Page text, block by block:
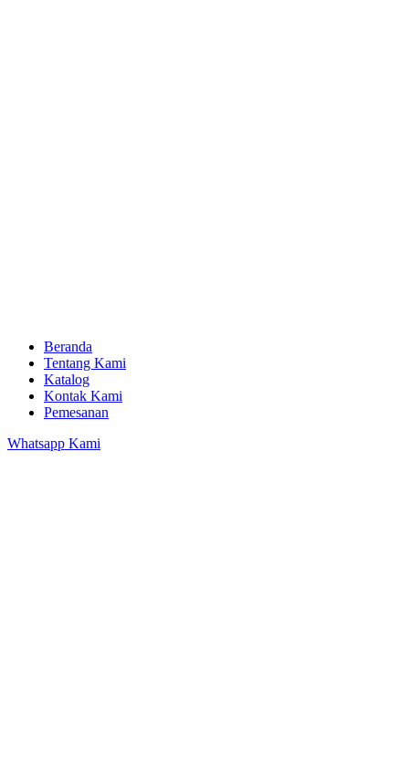
Beranda
Tentang Kami
Katalog
Kontak Kami
Pemesanan
Whatsapp Kami